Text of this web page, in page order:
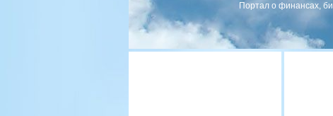
Портал о финансах,